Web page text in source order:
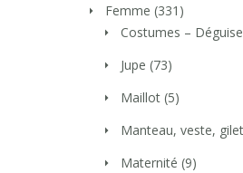
Femme (331)
Costumes –
Jupe (73)
Maillot (5)
Manteau, veste,
Maternité (9)